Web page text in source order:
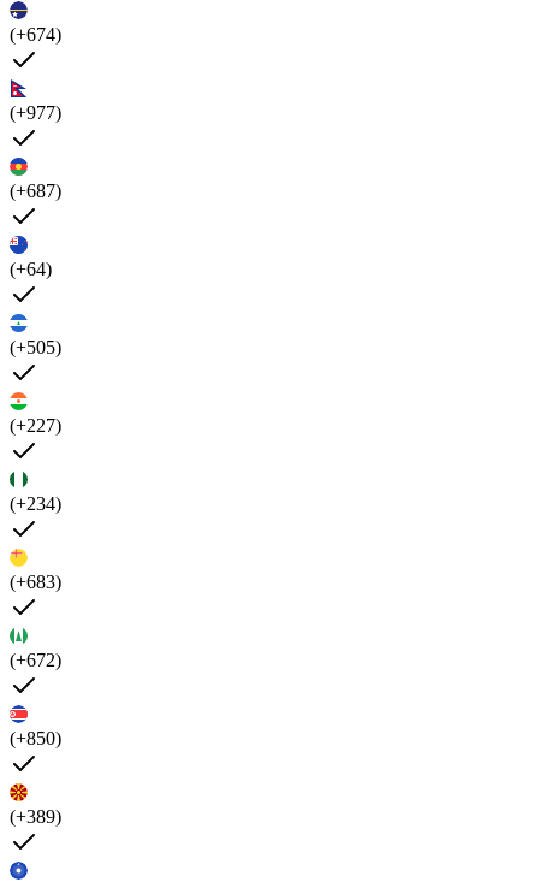
(+674)
(+977)
(+687)
(+64)
(+505)
(+227)
(+234)
(+683)
(+672)
(+850)
(+389)